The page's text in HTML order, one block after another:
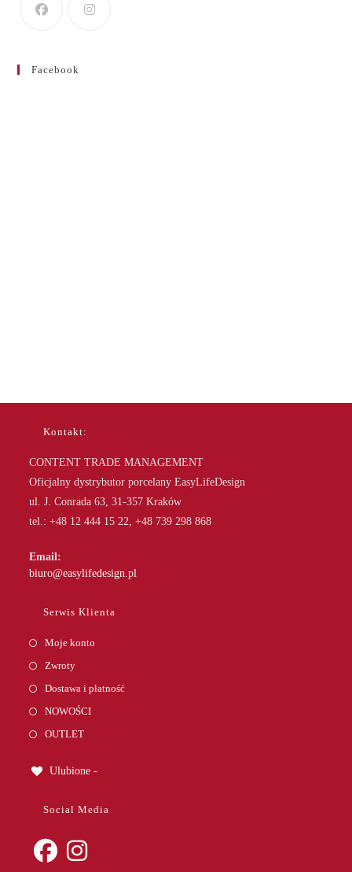
Facebook
Kontakt:
CONTENT TRADE MANAGEMENT
Oficjalny dystrybutor porcelany EasyLifeDesign
ul. J. Conrada 63, 31-357 Kraków
tel.: +48 12 444 15 22, +48 739 298 868
Email:
biuro@easylifedesign.pl
Serwis Klienta
Moje konto
Zwroty
Dostawa i płatność
NOWOŚCI
OUTLET
Ulubione -
Social Media